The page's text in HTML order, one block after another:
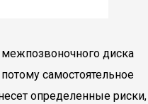
диска
самостоятельное
определенные риски,